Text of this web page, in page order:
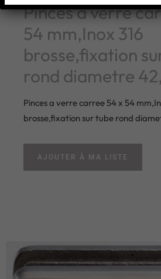
Pinces a verre
54 mm,Inox 316
brosse,fixation
rond diametre
Pinces a verre carree 54 x 54
brosse,fixation sur tube rond
AJOUTER À MA LISTE